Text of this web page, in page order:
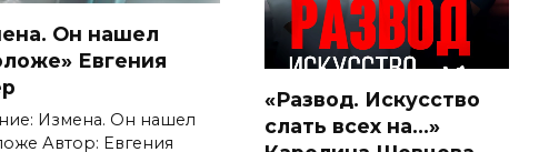
Он нашел
Евгения
Измена. Он нашел
Автор: Евгения
«Развод. Искусство
слать всех на…»